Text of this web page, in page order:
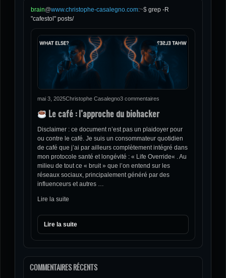
brain@www.christophe-casalegno.com:~$ grep -R
"cafestol" posts/
mai 3, 2025Christophe Casalegno3 commentaires
Le café : l’approche du biohacker
Disclaimer : ce document n’est pas un plaidoyer pour
ou contre le café. Je suis un consommateur quotidien
de café que j’ai par ailleurs complètement intégré dans
mon protocole santé et longévité : « Life Override« . Au
milieu de tout ce « bruit » que l’on entend sur les
réseaux sociaux, principalement généré par des
influenceurs et autres …
Lire la suite
Lire la suite
COMMENTAIRES RÉCENTS